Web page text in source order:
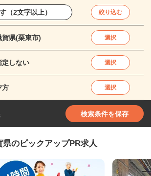
絞り込む
賀県(栗東市) 選択
定しない 選択
方 選択
検索条件を保存
県のピックアップPR求人